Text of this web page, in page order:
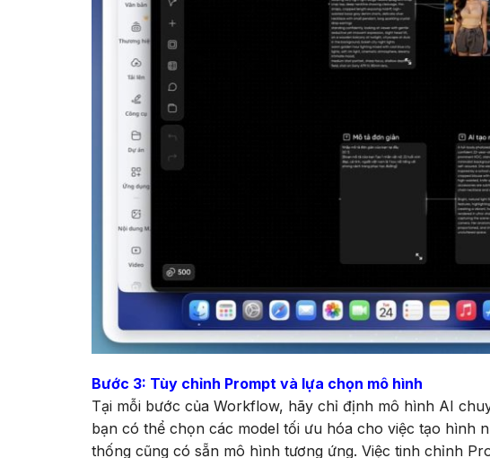
Bước 3: Tùy chỉnh Prompt và lựa chọn mô hình
Tại mỗi bước của Workflow, hãy chỉ định mô hình AI
bạn có thể chọn các model tối ưu hóa cho việc tạo hình
thống cũng có sẵn mô hình tương ứng. Việc tinh chỉnh